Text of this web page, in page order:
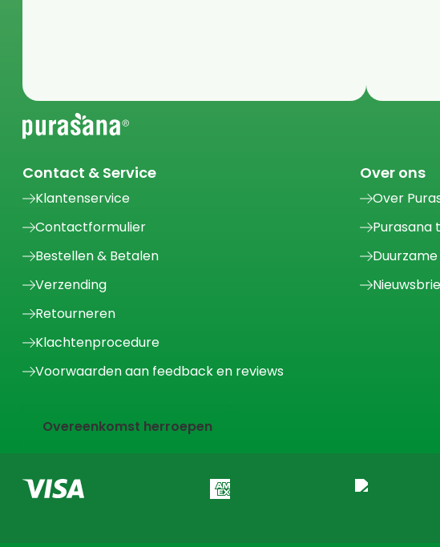
Contact & Service
Klantenservice
Contactformulier
Bestellen & Betalen
Verzending
Retourneren
Klachtenprocedure
Voorwaarden aan feedback en reviews
Over ons
Over
Purasana
Overeenkomst herroepen